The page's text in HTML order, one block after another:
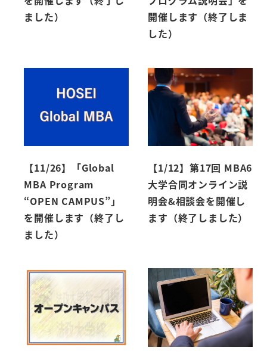
ました）
開催します（終了しま
した）
【11/26】「Global
MBA Program
“OPEN CAMPUS”」
を開催します（終了し
ました）
【1/12】第17回 MBA6
大学合同オンライン説
明会&相談会を開催し
ます（終了しました）